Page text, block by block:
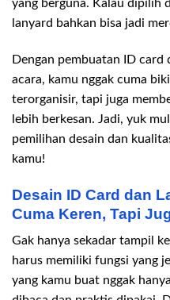
yang berguna. Kalau dipilih
lanyard bahkan bisa jadi
Dengan pembuatan ID card
acara, kamu nggak cuma
terorganisir, tapi juga
lebih berkesan. Jadi, yuk
pemilihan desain dan
kamu!
Desain ID Card dan
Cuma Keren, Tapi
Gak hanya sekadar tampil
harus memiliki fungsi yang
yang kamu buat nggak